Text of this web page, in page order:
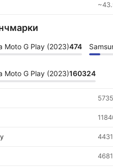
Moto G Play (2023)474
Moto G Play (2023)160324